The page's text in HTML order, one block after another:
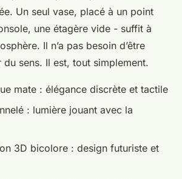
Un seul vase, placé à un point
une étagère vide - suffit à
Il n’a pas besoin d’être
sens. Il est, tout simplement.
mate : élégance discrète et tactile
: lumière jouant avec la
3D bicolore : design futuriste et